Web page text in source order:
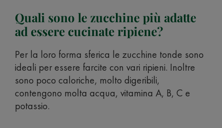
Quali sono le zucchine più adatte
ad essere cucinate ripiene?
Per la loro forma sferica le zucchine tonde sono
ideali per essere farcite con vari ripieni. Inoltre
sono poco caloriche, molto digeribili,
contengono molta acqua, vitamina A, B, C e
potassio.